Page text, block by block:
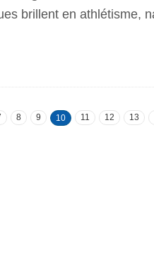
brillent en athlétisme,
8 9 10 11 12 13